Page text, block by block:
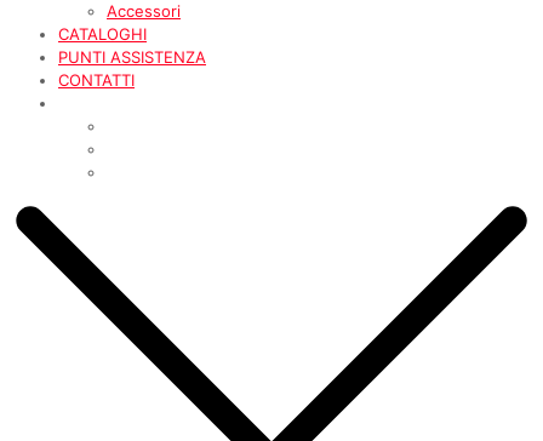
Accessori
CATALOGHI
PUNTI ASSISTENZA
CONTATTI